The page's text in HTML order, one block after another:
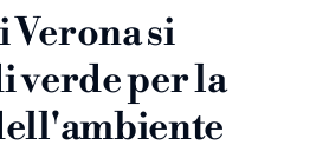
si
verde per la